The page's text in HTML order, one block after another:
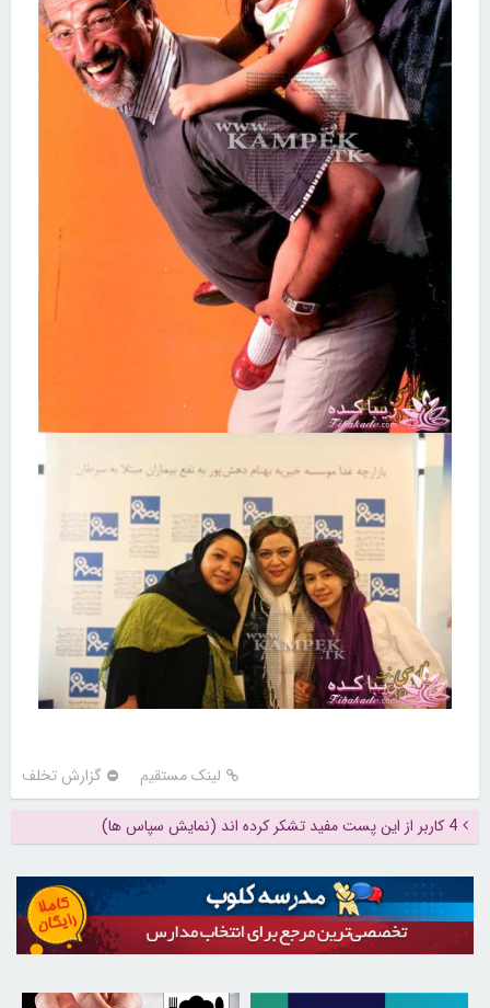
لینک مستقیم گزارش تخلف
4 کاربر از این پست مفید تشکر کرده اند (نمایش سپاس ها)